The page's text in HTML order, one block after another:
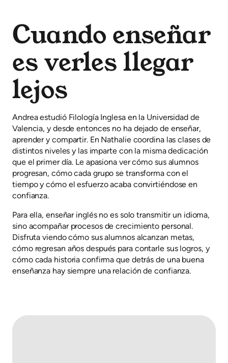
Cuando enseñar
es verles llegar
lejos
Andrea estudió Filología Inglesa en la Universidad de
Valencia, y desde entonces no ha dejado de enseñar,
aprender y compartir. En Nathalie coordina las clases de
distintos niveles y las imparte con la misma dedicación
que el primer día. Le apasiona ver cómo sus alumnos
progresan, cómo cada grupo se transforma con el
tiempo y cómo el esfuerzo acaba convirtiéndose en
confianza.
Para ella, enseñar inglés no es solo transmitir un idioma,
sino acompañar procesos de crecimiento personal.
Disfruta viendo cómo sus alumnos alcanzan metas,
cómo regresan años después para contarle sus logros, y
cómo cada historia confirma que detrás de una buena
enseñanza hay siempre una relación de confianza.